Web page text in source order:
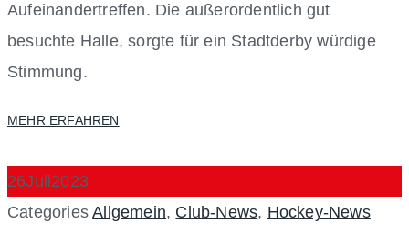
Aufeinandertreffen. Die außerordentlich gut
besuchte Halle, sorgte für ein Stadtderby würdige
Stimmung.
MEHR ERFAHREN
26Juli2023
CategoriesAllgemein, Club-News, Hockey-News